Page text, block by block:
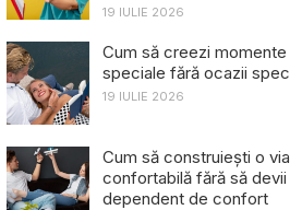
19 IULIE 2026
Cum să creezi momente
speciale fără ocazii
19 IULIE 2026
Cum să construiești o
confortabilă fără să devii
dependent de confort